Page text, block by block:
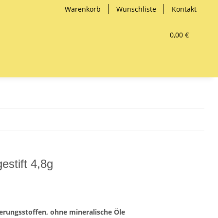
Warenkorb Wunschliste Kontakt
0,00 €
4,8g
ohne mineralische Öle